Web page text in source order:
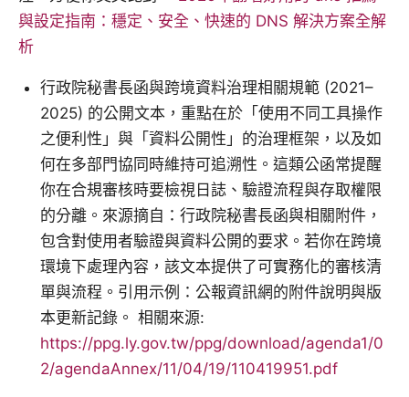
與設定指南：穩定、安全、快速的 DNS 解決方案全解
析
行政院秘書長函與跨境資料治理相關規範 (2021–
2025) 的公開文本，重點在於「使用不同工具操作
之便利性」與「資料公開性」的治理框架，以及如
何在多部門協同時維持可追溯性。這類公函常提醒
你在合規審核時要檢視日誌、驗證流程與存取權限
的分離。來源摘自：行政院秘書長函與相關附件，
包含對使用者驗證與資料公開的要求。若你在跨境
環境下處理內容，該文本提供了可實務化的審核清
單與流程。引用示例：公報資訊網的附件說明與版
本更新記錄。 相關來源:
https://ppg.ly.gov.tw/ppg/download/agenda1/0
2/agendaAnnex/11/04/19/110419951.pdf